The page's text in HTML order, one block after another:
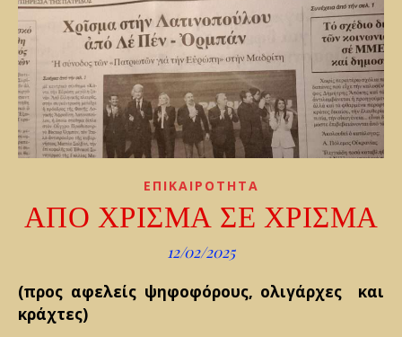
ΕΠΙΚΑΙΡΟΤΗΤΑ
ΑΠΟ ΧΡΙΣΜΑ ΣΕ ΧΡΙΣΜΑ
12/02/2025
(προς αφελείς ψηφοφόρους, ολιγάρχες και
κράχτες)